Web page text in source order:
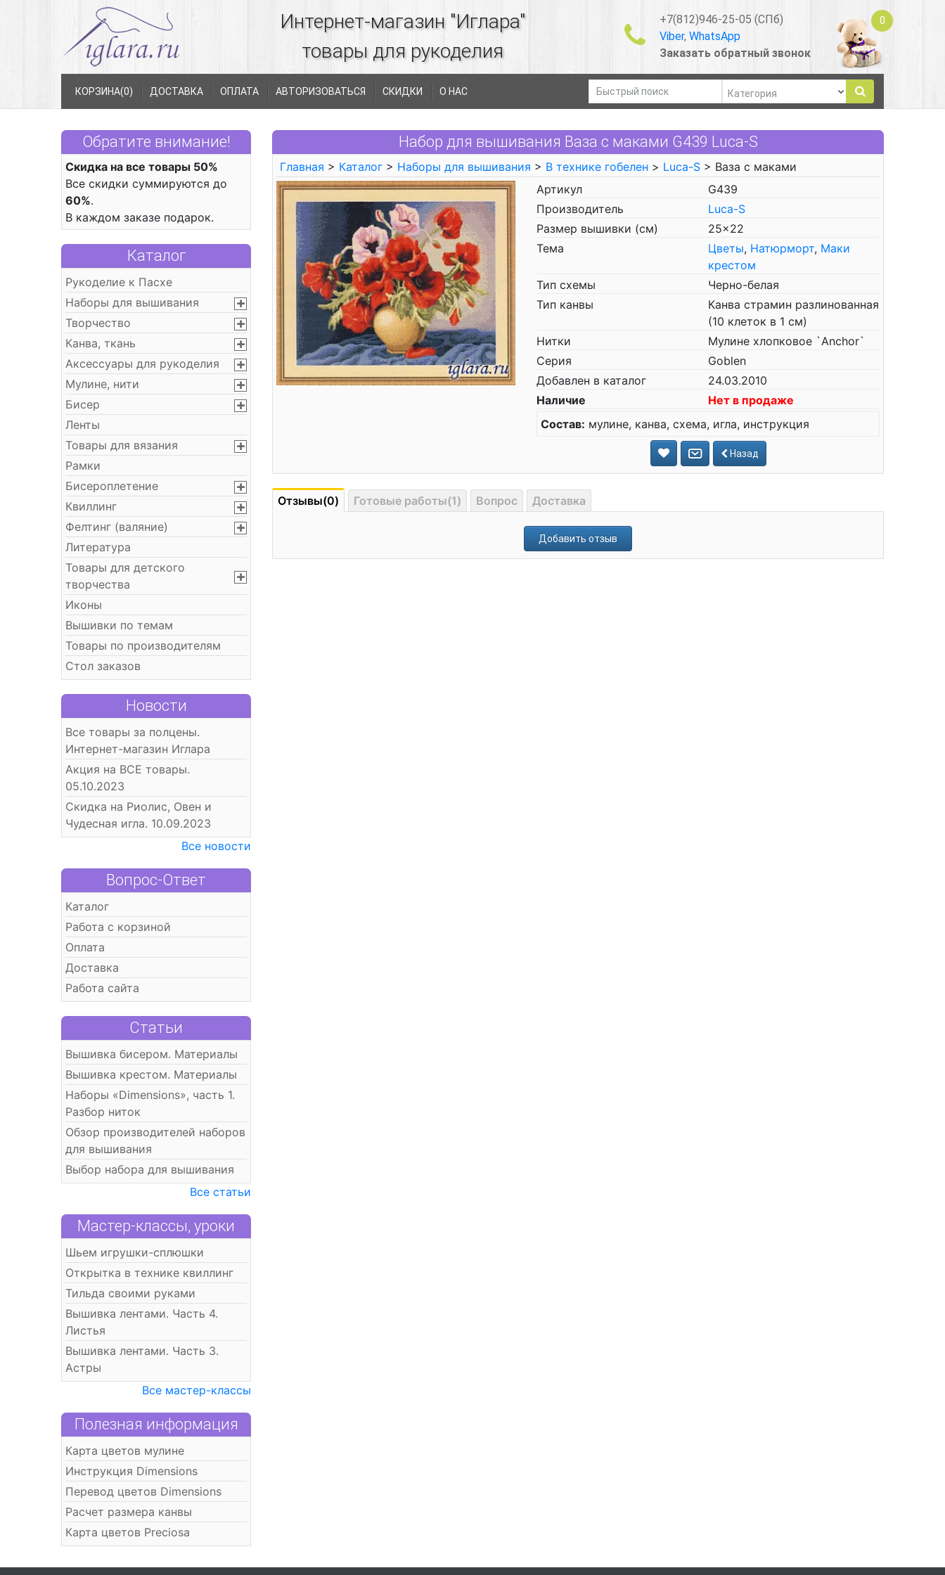
Интернет-магазин "Иглара"
товары для рукоделия
+7(812)946-25-05 (СПб)
Viber, WhatsApp
Заказать обратный звонок
0
КОРЗИНА(0) ДОСТАВКА ОПЛАТА АВТОРИЗОВАТЬСЯ СКИДКИ О НАС
Обратите внимание!
Скидка на все товары 50%
Все скидки суммируются до
60%.
В каждом заказе подарок.
Каталог
Рукоделие к Пасхе
Наборы для вышивания
Творчество
Канва, ткань
Аксессуары для рукоделия
Мулине, нити
Бисер
Ленты
Товары для вязания
Рамки
Бисероплетение
Квиллинг
Фелтинг (валяние)
Литература
Товары для детского
творчества
Иконы
Вышивки по темам
Товары по производителям
Стол заказов
Новости
Все товары за полцены.
Интернет-магазин Иглара
Акция на ВСЕ товары.
05.10.2023
Скидка на Риолис, Овен и
Чудесная игла. 10.09.2023
Все новости
Вопрос-Ответ
Каталог
Работа с корзиной
Оплата
Доставка
Работа сайта
Статьи
Вышивка бисером. Материалы
Вышивка крестом. Материалы
Наборы «Dimensions», часть 1.
Разбор ниток
Обзор производителей наборов
для вышивания
Выбор набора для вышивания
Все статьи
Мастер-классы, уроки
Шьем игрушки-сплюшки
Открытка в технике квиллинг
Тильда своими руками
Вышивка лентами. Часть 4.
Листья
Вышивка лентами. Часть 3.
Астры
Все мастер-классы
Полезная информация
Карта цветов мулине
Инструкция Dimensions
Перевод цветов Dimensions
Расчет размера канвы
Карта цветов Preciosa
Набор для вышивания Ваза с маками G439 Luca-S
Главная > Каталог > Наборы для вышивания > В технике гобелен > Luca-S > Ваза с маками
Артикул
G439
Производитель
Luca-S
Размер вышивки (см)
25x22
Тема
Цветы, Натюрморт, Маки
крестом
Тип схемы
Черно-белая
Тип канвы
Канва страмин разлинованная
(10 клеток в 1 см)
Нитки
Мулине хлопковое `Anchor`
Серия
Goblen
Добавлен в каталог
24.03.2010
Наличие
Нет в продаже
Состав: мулине, канва, схема, игла, инструкция
Назад
Отзывы(0) Готовые работы(1) Вопрос Доставка
Добавить отзыв